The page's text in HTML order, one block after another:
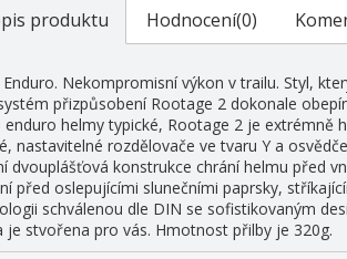
produktu Hodnocení(0)
Enduro. Nekompromisní výkon v trailu. Styl,
přizpůsobení Rootage 2 dokonale
enduro helmy typické, Rootage 2 je extrémně
nastavitelné rozdělovače ve tvaru Y a
dvouplášťová konstrukce chrání helmu před
před oslepujícími slunečními paprsky,
schválenou dle DIN se sofistikovaným
je stvořena pro vás. Hmotnost přilby je 320g.